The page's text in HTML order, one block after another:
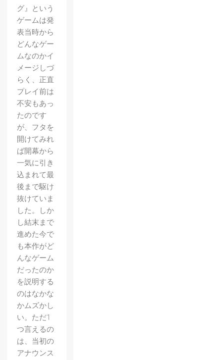
グ』という
ゲームは発
表当時から
どんなゲー
ムなのかイ
メージしづ
らく、正直
プレイ前は
不安もあっ
たのです
が、フタを
開けてみれ
ば開幕から
一気に引き
込まれて最
後まで駆け
抜けていま
した。しか
し結末まで
進めた今で
も本作がど
んなゲーム
だったのか
を説明する
のはなかな
かムズかし
い。ただ1
つ言えるの
は、当初の
アナウンス